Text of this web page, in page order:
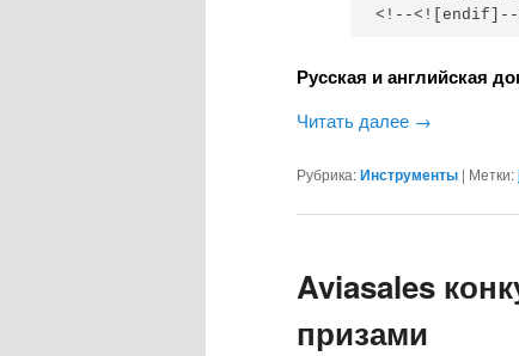
<!--<![endif]--
Русская и английская
Читать далее →
Рубрика:Инструменты | Метки:
Aviasales
призами